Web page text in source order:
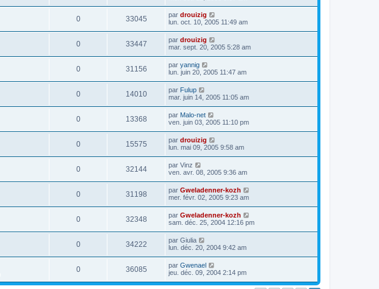
0 33045 par drouizig
lun. oct. 10, 2005 11:49 am
0 33447 par drouizig
mar. sept. 20, 2005 5:28 am
0 31156 par yannig
lun. juin 20, 2005 11:47 am
0 14010 par Fulup
mar. juin 14, 2005 11:05 am
0 13368 par Malo-net
ven. juin 03, 2005 11:10 pm
0 15575 par drouizig
lun. mai 09, 2005 9:58 am
0 32144 par Vinz
ven. avr. 08, 2005 9:36 am
0 31198 par Gweladenner-kozh
mer. févr. 02, 2005 9:23 am
0 32348 par Gweladenner-kozh
sam. déc. 25, 2004 12:16 pm
0 34222 par Giulia
lun. déc. 20, 2004 9:42 am
0 36085 par Gwenael
jeu. déc. 09, 2004 2:14 pm